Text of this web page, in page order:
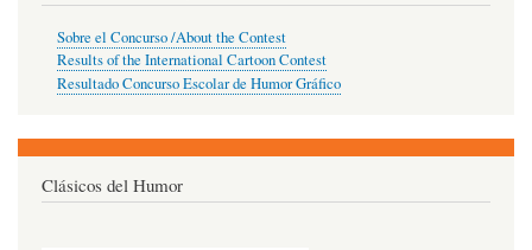
Sobre el Concurso /About the Contest
Results of the International Cartoon Contest
Resultado Concurso Escolar de Humor Gráfico
Clásicos del Humor